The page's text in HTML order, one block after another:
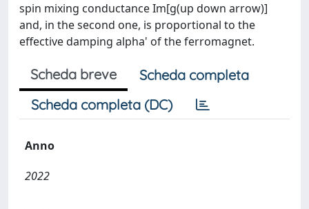
spin mixing conductance Im[g(up down arrow)]
and, in the second one, is proportional to the
effective damping alpha' of the ferromagnet.
Scheda breve
Scheda completa
Scheda completa (DC)
Anno
2022